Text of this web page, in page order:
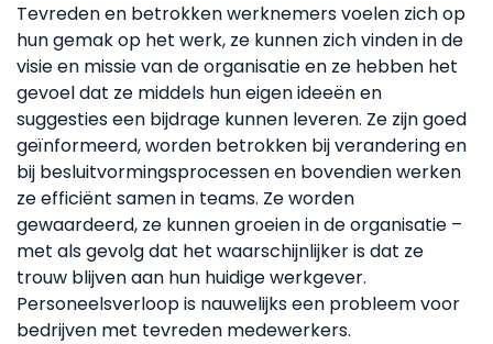
Tevreden en betrokken werknemers voelen zich op
hun gemak op het werk, ze kunnen zich vinden in de
visie en missie van de organisatie en ze hebben het
gevoel dat ze middels hun eigen ideeën en
suggesties een bijdrage kunnen leveren. Ze zijn goed
geïnformeerd, worden betrokken bij verandering en
bij besluitvormingsprocessen en bovendien werken
ze efficiënt samen in teams. Ze worden
gewaardeerd, ze kunnen groeien in de organisatie –
met als gevolg dat het waarschijnlijker is dat ze
trouw blijven aan hun huidige werkgever.
Personeelsverloop is nauwelijks een probleem voor
bedrijven met tevreden medewerkers.